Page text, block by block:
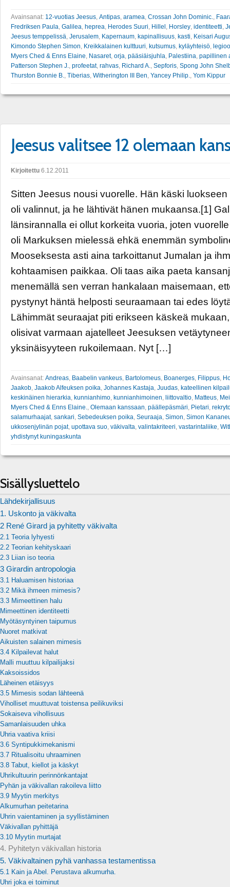
Avainsanat: 12-vuotias Jeesus Antipas aramea Crossan John Dominic.
Fredriksen Paula Galilea heprea Herodes Suuri Hillel Horsley identiteetti
Jeesus temppelissä Jerusalem Kapernaum kapinallisuus kasti Keisari
Kimondo Stephen Simon Kreikkalainen kulttuuri kutsumus kyläyhteisö
Myers Ched & Enns Elaine Nasaret, orja pääsiäisjuhla Palestiina papillinen
Patterson Stephen J.
profeetat, rahvas Richard A. Sepforis Spong John
Thurston Bonnie B.
Tiberias Witherington III Ben Yancey Philip. Yom Kippur
Jeesus valitsee 12 olemaan
Kirjoitettu 6.12.2011
Sitten Jeesus nousi vuorelle. Hän käski
oli valinnut, ja he lähtivät hänen mukaansa.[1]
länsirannalla ei ollut korkeita vuoria, joten
oli Markuksen mielessä ehkä enemmän
Mooseksesta asti aina tarkoittanut Jumalan ja
kohtaamisen paikkaa. Oli taas aika paeta
menemällä sen verran hankalaan maisemaan,
pystynyt häntä helposti seuraamaan tai edes
Lähimmät seuraajat piti erikseen käskeä
olisivat varmaan ajatelleet Jeesuksen
yksinäisyyteen rukoilemaan. Nyt […]
Avainsanat: Andreas, Baabelin vankeus, Bartolomeus, Boanerges, Filippus,
Jaakob, Jaakob Alfeuksen poika, Johannes Kastaja, Juudas, kateellinen
keskinäinen hierarkia, kunnianhimo, kunnianhimoinen, liittovaltio, Matteus,
Myers Ched & Enns Elaine., Olemaan kanssaan, päällepäsmäri, Pietari,
salamurhaajat, sankari, Sebedeuksen poika, Seuraaja, Simon, Simon
ukkosenjylinän pojat, upottava suo, väkivalta, valintakriteeri, vastarintaliike,
yhdistynyt kuningaskunta
Sisällysluettelo
Lähdekirjallisuus
1. Uskonto ja väkivalta
2 René Girard ja pyhitetty väkivalta
2.1 Teoria lyhyesti
2.2 Teorian kehityskaari
2.3 Liian iso teoria
3 Girardin antropologia
3.1 Haluamisen historiaa
3.2 Mikä ihmeen mimesis?
3.3 Mimeettinen halu
Mimeettinen identiteetti
Myötäsyntyinen taipumus
Nuoret matkivat
Aikuisten salainen mimesis
3.4 Kilpailevat halut
Malli muuttuu kilpailijaksi
Kaksoissidos
Läheinen etäisyys
3.5 Mimesis sodan lähteenä
Viholliset muuttuvat toistensa peilikuviksi
Sokaiseva vihollisuus
Samanlaisuuden uhka
Uhria vaativa kriisi
3.6 Syntipukkimekanismi
3.7 Ritualisoitu uhraaminen
3.8 Tabut, kiellot ja käskyt
Uhrikultuurin perinnönkantajat
Pyhän ja väkivallan rakoileva liitto
3.9 Myytin merkitys
Alkumurhan peitetarina
Uhrin vaientaminen ja syyllistäminen
Väkivallan pyhittäjä
3.10 Myytin murtajat
4. Pyhitetyn väkivallan historia
5. Väkivaltainen pyhä vanhassa testamentissa
5.1 Kain ja Abel. Perustava alkumurha.
Uhri joka ei toiminut